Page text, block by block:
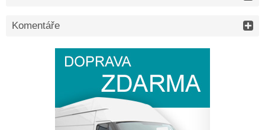
Komentáře